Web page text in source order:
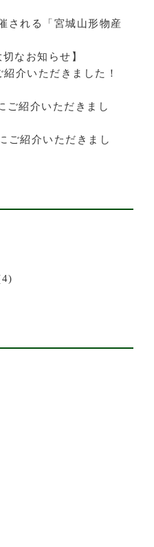
される「宮城山形物産
なお知らせ】
介いただきました！
ご紹介いただきまし
ご紹介いただきまし